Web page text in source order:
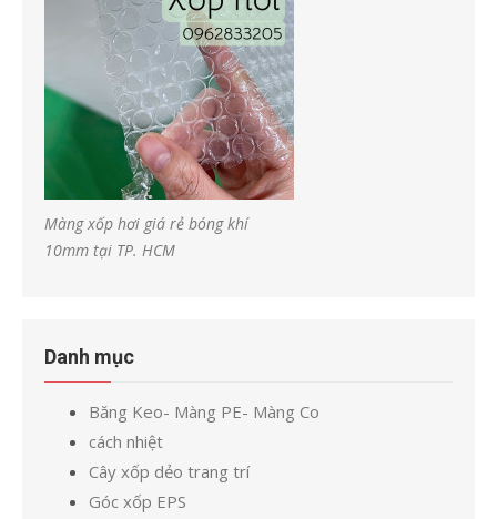
Màng xốp hơi giá rẻ bóng khí
10mm tại TP. HCM
Danh mục
Băng Keo- Màng PE- Màng Co
cách nhiệt
Cây xốp dẻo trang trí
Góc xốp EPS